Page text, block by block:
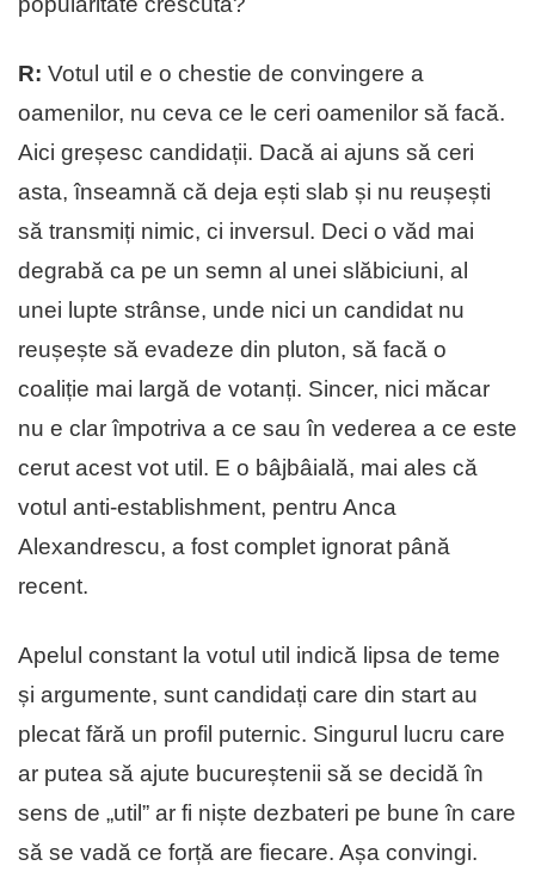
R: Votul util e o chestie de convingere a
oamenilor, nu ceva ce le ceri oamenilor să facă.
Aici greșesc candidații. Dacă ai ajuns să ceri
asta, înseamnă că deja ești slab și nu reușești
să transmiți nimic, ci inversul. Deci o văd mai
degrabă ca pe un semn al unei slăbiciuni, al
unei lupte strânse, unde nici un candidat nu
reușește să evadeze din pluton, să facă o
coaliție mai largă de votanți. Sincer, nici măcar
nu e clar împotriva a ce sau în vederea a ce este
cerut acest vot util. E o bâjbâială, mai ales că
votul anti-establishment, pentru Anca
Alexandrescu, a fost complet ignorat până
recent.
Apelul constant la votul util indică lipsa de teme
și argumente, sunt candidați care din start au
plecat fără un profil puternic. Singurul lucru care
ar putea să ajute bucureștenii să se decidă în
sens de „util” ar fi niște dezbateri pe bune în care
să se vadă ce forță are fiecare. Așa convingi.